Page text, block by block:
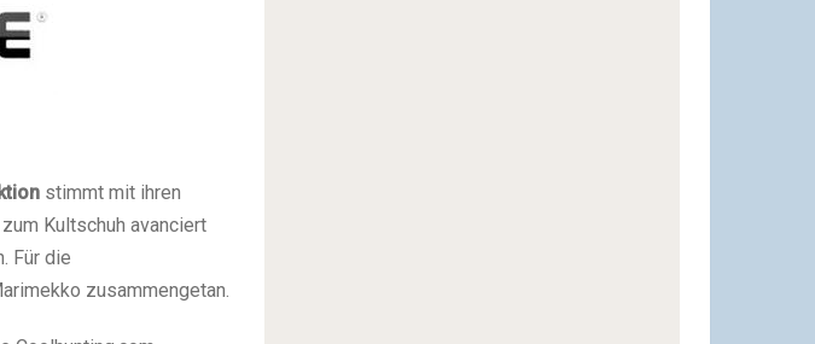
stimmt mit ihren
Kultschuh avanciert
Für die
zusammengetan.